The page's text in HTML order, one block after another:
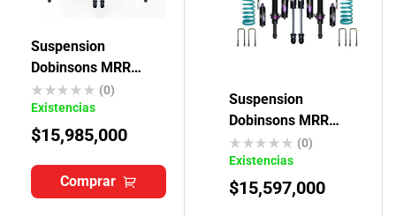
Suspension
Dobinsons MRR
Toyota Fortuner
(0)
Existencias
$15,985,000
Comprar
Suspension
Dobinsons MRR
Toyota Hilux Revo
(0)
Existencias
$15,597,000